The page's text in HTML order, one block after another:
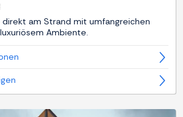
am Strand mit umfangreichen
Ambiente.